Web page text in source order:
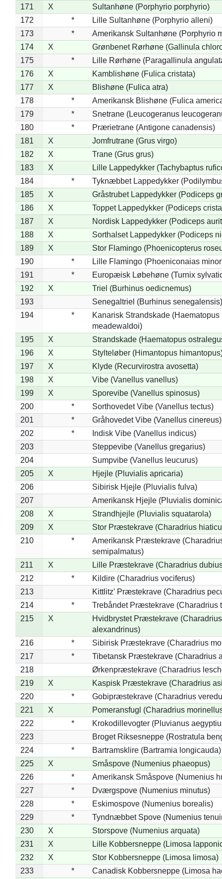
171
X
Sultanhøne (Porphyrio porphyrio)
172
*
Lille Sultanhøne (Porphyrio alleni)
173
*
Amerikansk Sultanhøne (Porphyrio
174
X
Grønbenet Rørhøne (Gallinula
175
*
Lille Rørhøne (Paragallinula
176
X
Kamblishøne (Fulica cristata)
177
X
Blishøne (Fulica atra)
178
*
Amerikansk Blishøne (Fulica
179
*
Snetrane (Leucogeranus
180
*
Prærietrane (Antigone canadensis)
181
X
Jomfrutrane (Grus virgo)
182
X
Trane (Grus grus)
183
X
Lille Lappedykker (Tachybaptus
184
*
Tyknæbbet Lappedykker
185
X
Gråstrubet Lappedykker (Podiceps
186
X
Toppet Lappedykker (Podiceps
187
X
Nordisk Lappedykker (Podiceps
188
X
Sorthalset Lappedykker (Podiceps
189
X
Stor Flamingo (Phoenicopterus
190
*
Lille Flamingo (Phoeniconaias
191
*
Europæisk Løbehøne (Turnix
192
X
Triel (Burhinus oedicnemus)
193
Senegaltriel (Burhinus senegalensis)
194
*
Kanarisk Strandskade (Haematopus
meadewaldoi)
195
X
Strandskade (Haematopus
196
X
Stylteløber (Himantopus
197
X
Klyde (Recurvirostra avosetta)
198
X
Vibe (Vanellus vanellus)
199
X
Sporevibe (Vanellus spinosus)
200
*
Sorthovedet Vibe (Vanellus tectus)
201
*
Gråhovedet Vibe (Vanellus cinereus)
202
*
Indisk Vibe (Vanellus indicus)
203
Steppevibe (Vanellus gregarius)
204
Sumpvibe (Vanellus leucurus)
205
X
Hjejle (Pluvialis apricaria)
206
Sibirisk Hjejle (Pluvialis fulva)
207
Amerikansk Hjejle (Pluvialis
208
X
Strandhjejle (Pluvialis squatarola)
209
X
Stor Præstekrave (Charadrius
210
*
Amerikansk Præstekrave
semipalmatus)
211
X
Lille Præstekrave (Charadrius
212
*
Kildire (Charadrius vociferus)
213
Kittlitz' Præstekrave (Charadrius
214
*
Trebåndet Præstekrave (Charadrius
215
X
Hvidbrystet Præstekrave (Charadrius
alexandrinus)
216
*
Sibirisk Præstekrave (Charadrius
217
*
Tibetansk Præstekrave (Charadrius
218
Ørkenpræstekrave (Charadrius
219
X
Kaspisk Præstekrave (Charadrius
220
*
Gobipræstekrave (Charadrius
221
X
Pomeransfugl (Charadrius
222
*
Krokodillevogter (Pluvianus
223
Broget Riksesneppe (Rostratula
224
*
Bartramsklire (Bartramia longicauda)
225
X
Småspove (Numenius phaeopus)
226
*
Amerikansk Småspove (Numenius
227
*
Dværgspove (Numenius minutus)
228
*
Eskimospove (Numenius borealis)
229
*
Tyndnæbbet Spove (Numenius
230
X
Storspove (Numenius arquata)
231
X
Lille Kobbersneppe (Limosa
232
X
Stor Kobbersneppe (Limosa limosa)
233
* Canadisk Kobbersneppe (Limosa